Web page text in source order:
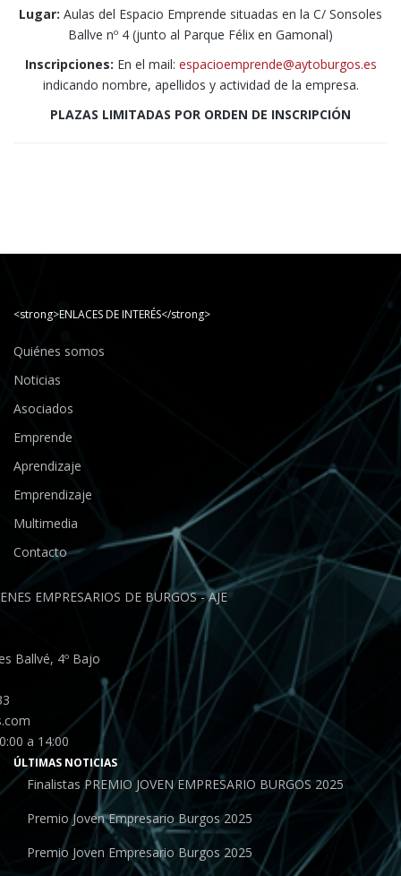
Lugar: Aulas del Espacio Emprende situadas en la C/ Sonsoles
Ballve nº 4 (junto al Parque Félix en Gamonal)
Inscripciones: En el mail: espacioemprende@aytoburgos.es
indicando nombre, apellidos y actividad de la empresa.
PLAZAS LIMITADAS POR ORDEN DE INSCRIPCIÓN
<strong>ENLACES DE INTERÉS</strong>
Quiénes somos
Noticias
Asociados
Emprende
Aprendizaje
Emprendizaje
Multimedia
Contacto
EMPRESARIOS DE BURGOS - AJE
Ballvé, 4º Bajo
a 14:00
ÚLTIMAS NOTICIAS
Finalistas PREMIO JOVEN EMPRESARIO BURGOS 2025
Premio Joven Empresario Burgos 2025
Premio Joven Empresario Burgos 2025